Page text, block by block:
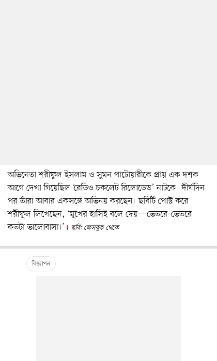
অভিনেতা শরীফুল ইসলাম ও সুমন পাটোয়ারীকে প্রায় এক দশক
আগে দেখা গিয়েছিল ‘রেডিও চকলেট রিলোডেড’ নাটকে। দীর্ঘদিন
পর তাঁরা আবার একসঙ্গে অভিনয় করছেন। ছবিটি পোস্ট করে
শরীফুল লিখেছেন, ‘মুখের হাসিই বলে দেয়—ভেতরে-ভেতরে
কতটা ভালোবাসা।’
ছবি: ফেসবুক থেকে